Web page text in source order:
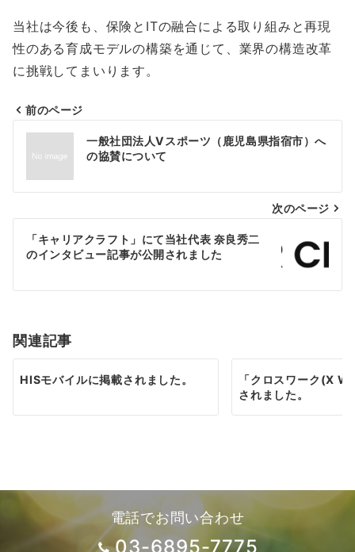
当社は今後も、保険とITの融合による取り組みと再現
性のある育成モデルの構築を通じて、業界の構造改革
に挑戦してまいります。
投
ナ
ビ
シ
ン
前のページ
一般社団法人Vスポーツ（鹿児島県指宿市）へ
の協賛について
次のページ
「キャリアクラフト」にて当社代表 奈良秀二
のインタビュー記事が公開されました
関連記事
HISモバイルに掲載されました。
「クロスワーク(X
されました。
電話でお問い合わせ
03-6895-7775